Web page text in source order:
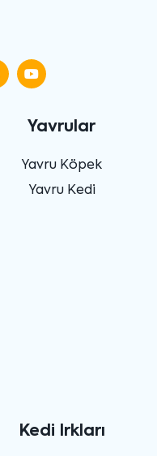
Yavrular
Yavru Köpek
Yavru Kedi
Kedi Irkları